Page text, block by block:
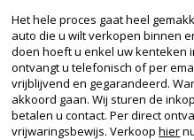
Het hele proces gaat heel
auto die u wilt verkopen binnen
doen hoeft u enkel uw kenteken
ontvangt u telefonisch of per
vrijblijvend en gegarandeerd.
akkoord gaan. Wij sturen de
betalen u contact. Per direct
vrijwaringsbewijs. Verkoophier